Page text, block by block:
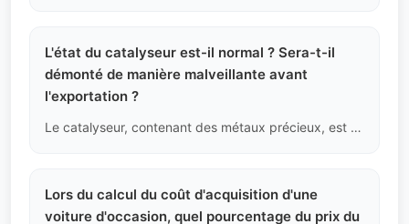
L'état du catalyseur est-il normal ? Sera-t-il
démonté de manière malveillante avant
l'exportation ?
Le catalyseur, contenant des métaux précieux, est effectivement une cible de vol. Lors de l'inspection du châssis, nous vérifions que les soudures du catalyseur sont d'origine. Une fois vérifié, le véhicule sera scellé après remise au transport maritime, empêchant toute démontage ou revente en cours de route.
Lors du calcul du coût d'acquisition d'une
voiture d'occasion, quel pourcentage du prix du